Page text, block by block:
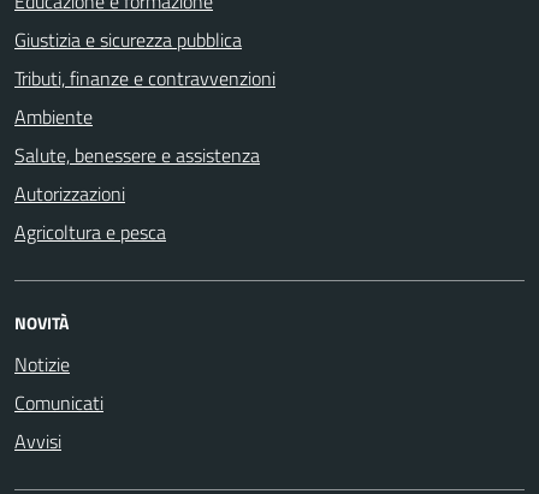
Giustizia e sicurezza pubblica
Tributi, finanze e contravvenzioni
Ambiente
Salute, benessere e assistenza
Autorizzazioni
Agricoltura e pesca
NOVITÀ
Notizie
Comunicati
Avvisi